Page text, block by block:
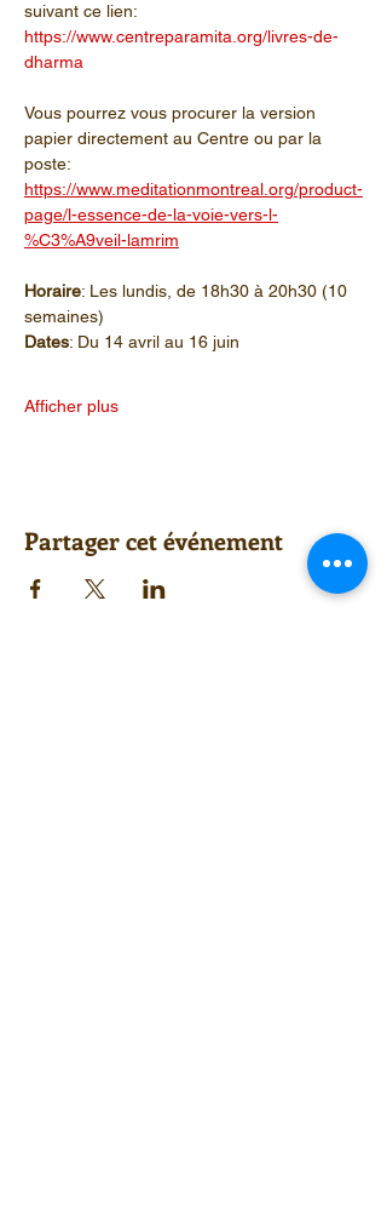
suivant ce lien:
https://www.centreparamita.org/livres-de-
dharma
Vous pourrez vous procurer la version
papier directement au Centre ou par la
poste:
https://www.meditationmontreal.org/product-
page/l-essence-de-la-voie-vers-l-
%C3%A9veil-lamrim
Horaire: Les lundis, de 18h30 à 20h30 (10
semaines)
Dates: Du 14 avril au 16 juin
Afficher plus
Partager cet événement